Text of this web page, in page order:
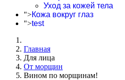
Уход за кожей тела
">Кожа вокруг глаз
">test
Главная
Для лица
От морщин
Вином по морщинам!